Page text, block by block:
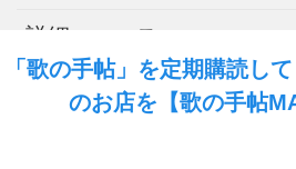
「歌の手帖」を定期購読し
のお店を 【歌の手帖
詳細ニュース
速報